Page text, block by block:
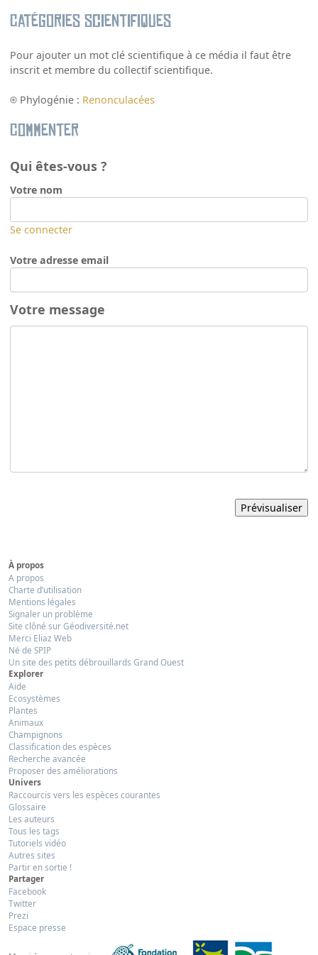
Catégories scientifiques
Pour ajouter un mot clé scientifique à ce média il faut être
inscrit et membre du collectif scientifique.
Phylogénie : Renonculacées
Commenter
Qui êtes-vous ?
Votre nom
Se connecter
Votre adresse email
Votre message
À propos
A propos
Charte d’utilisation
Mentions légales
Signaler un problème
Site clôné sur Géodiversité.net
Merci Eliaz Web
Né de SPIP
Un site des petits débrouillards Grand Ouest
Explorer
Aide
Ecosystèmes
Plantes
Animaux
Champignons
Classification des espèces
Recherche avancée
Proposer des améliorations
Univers
Raccourcis vers les espèces courantes
Glossaire
Les auteurs
Tous les tags
Tutoriels vidéo
Autres sites
Partir en sortie !
Partager
Facebook
Twitter
Prezi
Espace presse